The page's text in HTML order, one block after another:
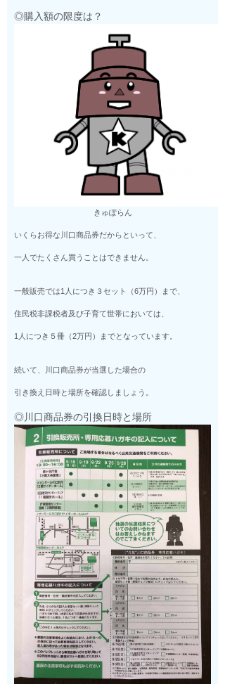
◎購入額の限度は？
きゅぽらん
いくらお得な川口商品券だからといって、
一人でたくさん買うことはできません。
一般販売では1人につき３セット（6万円）まで、
住民税非課税者及び子育て世帯においては、
1人につき５冊（2万円）までとなっています。
続いて、川口商品券が当選した場合の
引き換え日時と場所を確認しましょう。
◎川口商品券の引換日時と場所